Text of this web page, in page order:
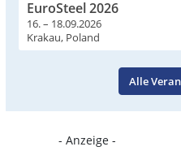
EuroSteel 2026
16. – 18.09.2026
Krakau, Poland
Alle
- Anzeige -